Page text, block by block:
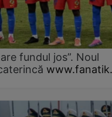
fundul jos”. Noul